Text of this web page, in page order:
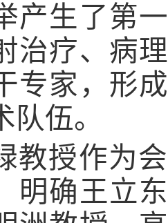
产生了第
治疗、病
专家，形
队伍。
教授作为
明确王立